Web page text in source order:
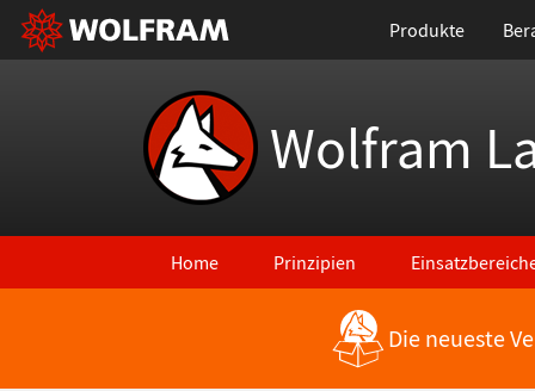
Produkte
Wolfram
Home Prinzipien
Zurück zu den neuesten FeaturesDie neueste